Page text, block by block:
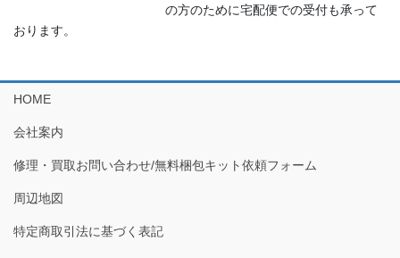
の方のために宅配便での受付も承って
おります。
HOME
会社案内
修理・買取お問い合わせ/無料梱包キット依頼フォーム
周辺地図
特定商取引法に基づく表記